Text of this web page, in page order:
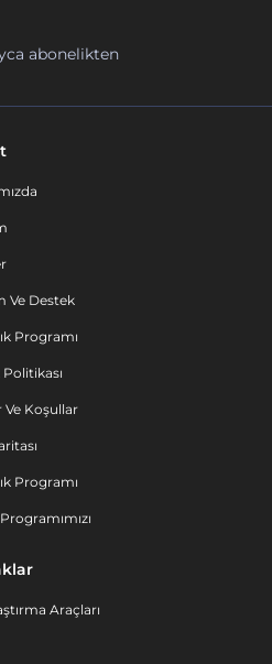
abonelikten
Ve Destek
Programı
Ve Koşullar
Programı
Araçları